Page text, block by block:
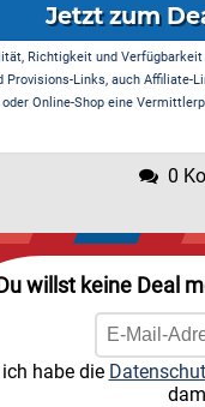
Jetzt zum
Richtigkeit und
Links, auch
Online-Shop eine
0
Du willst keine Deal
habe die